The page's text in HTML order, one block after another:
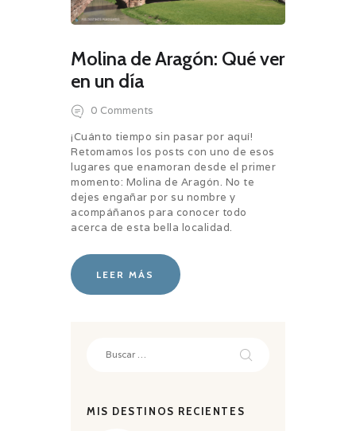
Molina de Aragón: Qué ver
en un día
0 Comments
¡Cuánto tiempo sin pasar por aquí!
Retomamos los posts con uno de esos
lugares que enamoran desde el primer
momento: Molina de Aragón. No te
dejes engañar por su nombre y
acompáñanos para conocer todo
acerca de esta bella localidad.
LEER MÁS
MIS DESTINOS RECIENTES